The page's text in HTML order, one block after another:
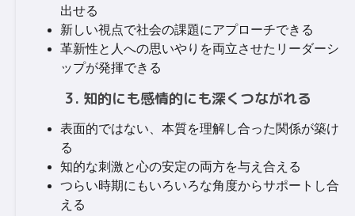
出せる
新しい視点で社会の課題にアプローチできる
革新性と人への思いやりを両立させたリーダーシ
ップが発揮できる
3. 知的にも感情的にも深くつながれる
表面的ではない、本質を理解し合った関係が築け
る
知的な刺激と心の安定の両方を与え合える
つらい時期にもいろいろな角度からサポートし合
える